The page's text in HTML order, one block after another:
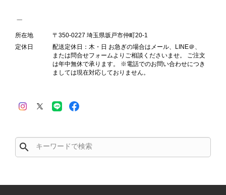
今回のご指摘を重く受け止め、まずは
商品の状態を丁寧に確認させていただ
きます。 掲載内容では分からない状
お選びいただけるよう、より正確な状
態確認とご案内に努めてまいります。
所在地
〒350-0227 埼玉県坂戸市仲町20-1
定休日
配送定休日：木・日 お急ぎの場合はメール、LINE＠、
または問合せフォームよりご相談くださいませ。 ご注文
は年中無休で承ります。 ※電話でのお問い合わせにつき
ましては現在対応しておりません。
search